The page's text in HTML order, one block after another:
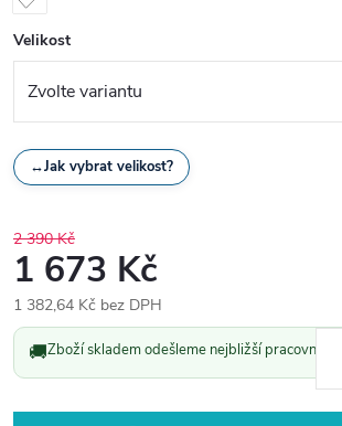
Velikost
↔Jak vybrat velikost?
2 390 Kč
1 673 Kč
1 382,64 Kč bez DPH
Měrná
cena:
🚚Zboží skladem odešleme nejbližší pracovní den.